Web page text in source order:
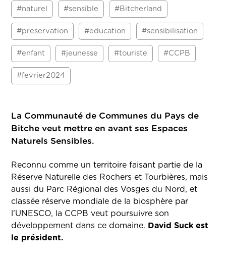
#naturel #sensible #Bitcherland
#preservation #education #sensibilisation
#enfant #jeunesse #touriste #CCPB
#fevrier2024
La Communauté de Communes du Pays de
Bitche veut mettre en avant ses Espaces
Naturels Sensibles.
Reconnu comme un territoire faisant partie de la
Réserve Naturelle des Rochers et Tourbières, mais
aussi du Parc Régional des Vosges du Nord, et
classée réserve mondiale de la biosphère par
l'UNESCO, la CCPB veut poursuivre son
développement dans ce domaine. David Suck est
le président.